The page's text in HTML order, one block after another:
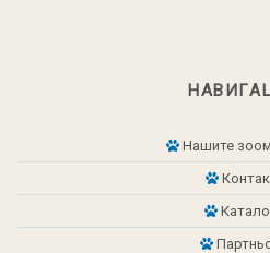
Нашите